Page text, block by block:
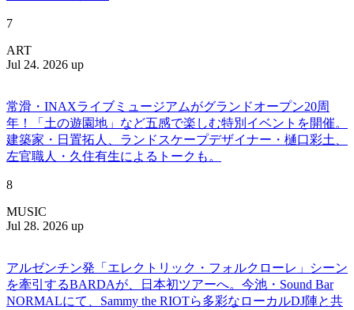
7
ART
Jul 24. 2026 up
常滑・INAXライブミュージアムがグランドオープン20周
年！「土の遊園地」など五感で楽しむ特別イベントを開催。
建築家・日置拓人、ランドスケープデザイナー・樋口彩土、
左官職人・久住有生によるトークも。
8
MUSIC
Jul 28. 2026 up
アルゼンチン発「エレクトリック・フォルクローレ」シーン
を牽引するBARDAが、日本初ツアーへ。今池・Sound Bar
NORMALにて、Sammy the RIOTら多彩なローカルDJ陣と共